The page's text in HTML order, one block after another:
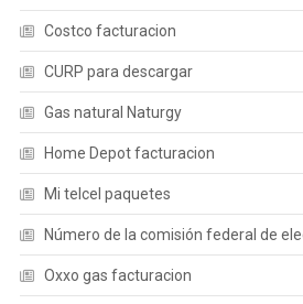
Costco facturacion
CURP para descargar
Gas natural Naturgy
Home Depot facturacion
Mi telcel paquetes
Número de la comisión federal de
Oxxo gas facturacion